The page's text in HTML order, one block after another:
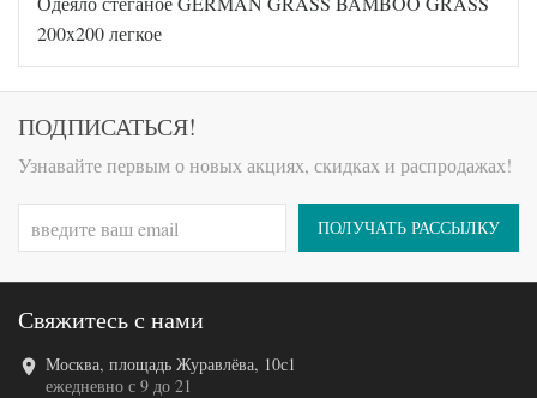
Ширина х
Длина
Сезонность
Легкое
Бамбуковое
волокно
Мако-
сатин
Производитель
Home
(Россия)
Код товара
543-588
200x200 легкое
ПОДПИСАТЬСЯ!
Узнавайте первым о новых акциях, скидках и распродажах!
ПОЛУЧАТЬ РАССЫЛКУ
Свяжитесь с нами
Москва, площадь Журавлёва, 10с1
ежедневно с 9 до 21